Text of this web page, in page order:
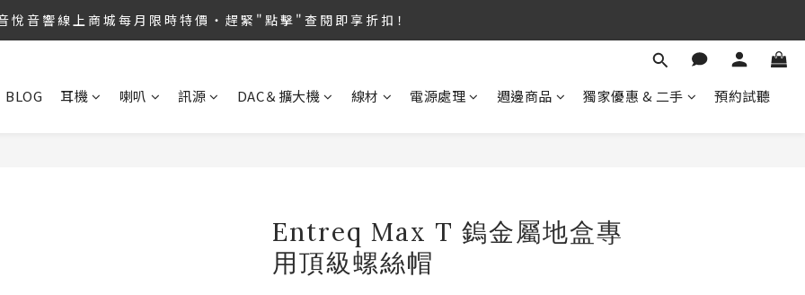
TAA 國 際 Hi-End 音 響 大 展 情 熱 開 演 ‧  音 悅 音 響 1127 號 房 期 待 與 您 相 見
悅 音 響 線 上 商 城 每 月 限 時 特 價 ‧ 趕 緊 " 點 擊 " 查 閱 即 享 折 扣！
BLOG 耳機 喇叭 訊源 DAC＆擴大機 線材 電源處理 週邊商品 獨家優惠 & 二手 預約試聽
Entreq Max T 鎢金屬地盒專
用頂級螺絲帽